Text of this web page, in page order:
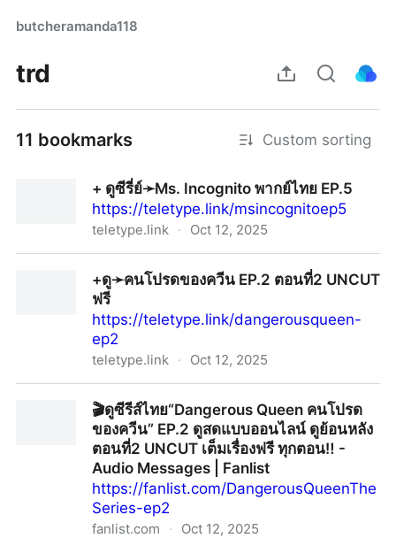
butcheramanda118
trd
11 bookmarks Custom sorting
+ ดูซีรี่ย์➛Ms. Incognito พากย์ไทย EP.5
https://teletype.link/msincognitoep5
teletype.link · Oct 12, 2025
+ดู➛คนโปรดของควีน EP.2 ตอนที่2 UNCUT
ฟรี
https://teletype.link/dangerousqueen-
ep2
teletype.link · Oct 12, 2025
🎬ดูซีรีส์ไทย“Dangerous Queen คนโปรด
ของควีน” EP.2 ดูสดแบบออนไลน์ ดูย้อนหลัง
ตอนที่2 UNCUT เต็มเรื่องฟรี ทุกตอน‼︎ -
Audio Messages | Fanlist
https://fanlist.com/DangerousQueenThe
Series-ep2
fanlist.com · Oct 12, 2025